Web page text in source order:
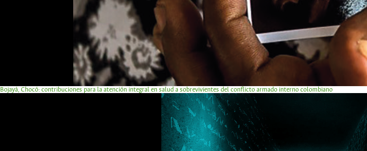
Bojayá, Chocó: contribuciones para la atención integral en salud a sobrevivientes del conflicto armado interno colombiano